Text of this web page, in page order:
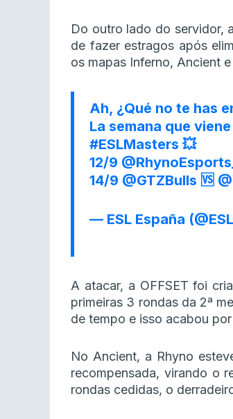
Do outro lado do servidor,
de fazer estragos após
os mapas Inferno, Ancient
Ah, ¿Qué no te has
La semana que
#ESLMasters 💥
12/9
14/9 @GTZBulls 🆚
— ESL España
A atacar, a OFFSET foi
primeiras 3 rondas da 2ª
de tempo e isso acabou
No Ancient, a Rhyno
recompensada, virando o
rondas cedidas, o